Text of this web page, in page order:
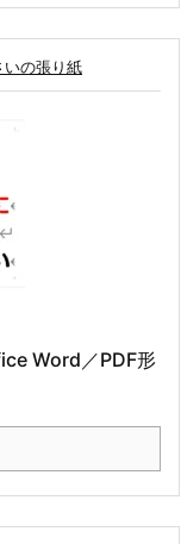
いの張り紙
Word／PDF形